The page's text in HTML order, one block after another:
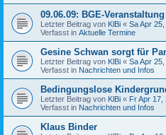
09.06.09: BGE-
Letzter Beitrag von KlBi « Sa Apr
Verfasst in Aktuelle Termine
Gesine Schwan sorgt für
Letzter Beitrag von KlBi « Sa Apr
Verfasst in Nachrichten und Infos
Bedingungslose
Letzter Beitrag von KlBi « Fr Apr 17,
Verfasst in Nachrichten und Infos
Klaus Binder